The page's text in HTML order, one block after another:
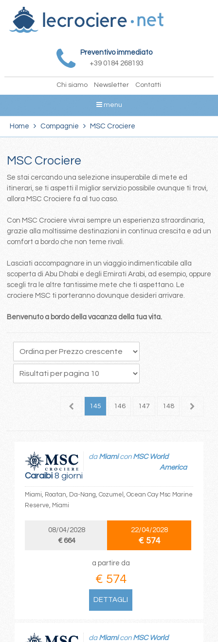
Preventivo immediato
+39 0184 268193
Chi siamo Newsletter Contatti
menu
Home Compagnie MSC Crociere
MSC Crociere
Se stai cercando una selezione insuperabile di mete ed
itinerari, se ti aspetti il miglior servizio possibile ovunque ti trovi,
allora MSC Crociere fa al tuo caso.
Con MSC Crociere vivrai sempre un esperienza straordinaria,
grazie alla moltissime destinazioni in continua crescita e ad un
comfort a bordo che non teme rivali.
Lasciati accompagnare in un viaggio indimenticabile alla
scoperta di Abu Dhabi e degli Emirati Arabi, ad esempio, oppure
scegli tra le altre tantissime mete che ti aspettano. Le
crociere MSC ti porteranno dovunque desideri arrivare.
Benvenuto a bordo della vacanza della tua vita.
144 145 146 147 148 149
Caraibi8 giorni
da Miamicon MSC World
America
Miami, Roatan, Da-Nang, Cozumel, Ocean Cay Msc Marine
Reserve, Miami
08/04/2028
€ 664
22/04/2028
€ 574
a partire da
€ 574
DETTAGLI
da Miamicon MSC World